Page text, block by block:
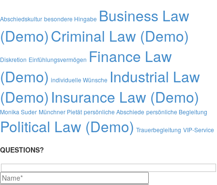
Abschiedskultur besondere Hingabe Business Law
(Demo)Criminal Law (Demo)
Diskretion Einfühlungsvermögen Finance Law
(Demo) individuelle Wünsche Industrial Law
(Demo) Insurance Law (Demo)
Monika Suder Münchner Pietät persönliche Abschiede persönliche Begleitung
Political Law (Demo) Trauerbegleitung VIP-Service
QUESTIONS?
Hidden
fields